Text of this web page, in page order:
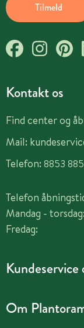
Kontakt os
Find center og
Mail:
Telefon: 8853
Telefon
Mandag - torsdag:
Fredag:
Kundeservice
Om
Tilmeld